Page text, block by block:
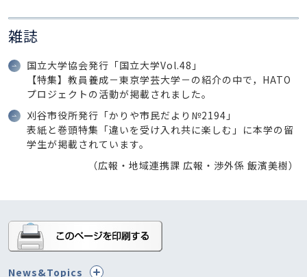
雑誌
国立大学協会発行「国立大学Vol.48」
【特集】教員養成－東京学芸大学－の紹介の中で，HATO
プロジェクトの活動が掲載されました。
刈谷市役所発行「かりや市民だより№2194」
表紙と巻頭特集「違いを受け入れ共に楽しむ」に本学の留
学生が掲載されています。
（広報・地域連携課 広報・渉外係 飯濱美樹）
News&Topics